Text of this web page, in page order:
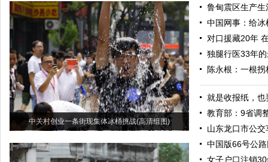
中关村创业一条街现集体冰桶挑战(高清组图)
鲁甸震区生产生
中国网事：给
对口援藏20年
独腿行医33年
陈永根：一根
就是收报纸，也
教育部：9省调
山东龙口市公
中国版66号公
女子户口注销